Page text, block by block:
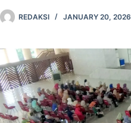
REDAKSI JANUARY 20, 2026